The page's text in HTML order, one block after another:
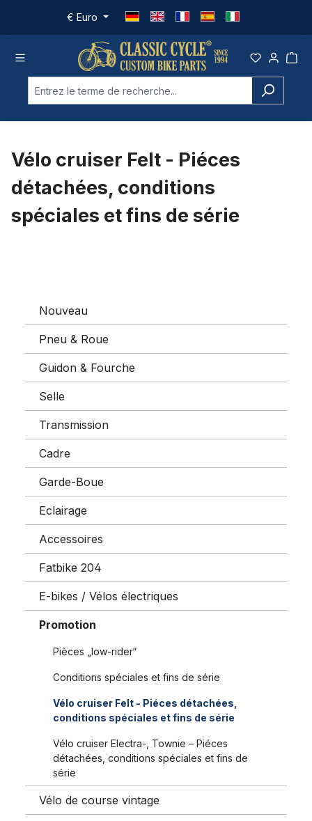
Passer au contenu principal
€ Euro
Vélo cruiser Felt - Piéces
détachées, conditions
spéciales et fins de série
Nouveau
Pneu & Roue
Guidon & Fourche
Selle
Transmission
Cadre
Garde-Boue
Eclairage
Accessoires
Fatbike 204
E-bikes / Vélos électriques
Promotion
Pièces „low-rider“
Conditions spéciales et fins de série
Vélo cruiser Felt - Piéces détachées,
conditions spéciales et fins de série
Vélo cruiser Electra-, Townie – Piéces
détachées, conditions spéciales et fins de
série
Vélo de course vintage